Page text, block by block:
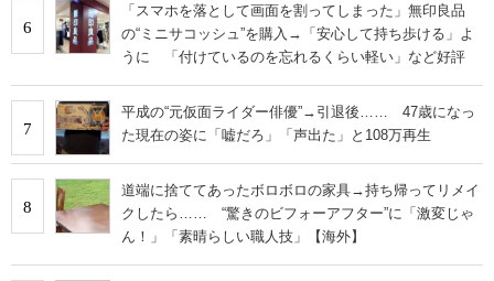
6
「スマホを落として画面を割ってしまった」無印良品
の“ミニサコッシュ”を購入→「安心して持ち歩ける」よ
うに 「付けているのを忘れるくらい軽い」など好評
7
平成の“元仮面ライダー俳優”→引退後…… 47歳になっ
た現在の姿に「嘘だろ」「声出た」と108万再生
8
道端に捨ててあったボロボロの家具→持ち帰ってリメイ
クしたら…… “驚きのビフォーアフター”に「激変じゃ
ん！」「素晴らしい職人技」【海外】